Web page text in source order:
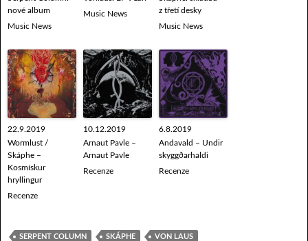
nové album
Music News
Music News
z třetí desky
Music News
22.9.2019
Wormlust /
Skáphe –
Kosmískur
hryllingur
Recenze
10.12.2019
Arnaut Pavle –
Arnaut Pavle
Recenze
6.8.2019
Andavald – Undir
skyggðarhaldi
Recenze
SERPENT COLUMN SKÁPHE VON LAUS